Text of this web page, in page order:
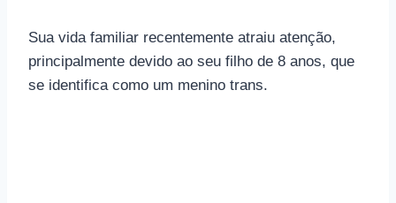
Sua vida familiar recentemente atraiu atenção,
principalmente devido ao seu filho de 8 anos, que
se identifica como um menino trans.